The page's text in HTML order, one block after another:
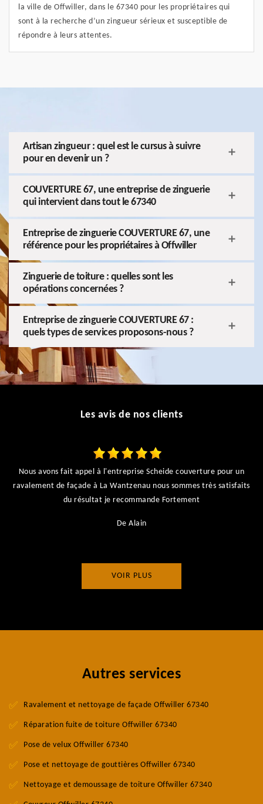
la ville de Offwiller, dans le 67340 pour les propriétaires qui
sont à la recherche d’un zingueur sérieux et susceptible de
répondre à leurs attentes.
Artisan zingueur : quel est le cursus à suivre
pour en devenir un ?
COUVERTURE 67, une entreprise de zinguerie
qui intervient dans tout le 67340
Entreprise de zinguerie COUVERTURE 67, une
référence pour les propriétaires à Offwiller
Zinguerie de toiture : quelles sont les
opérations concernées ?
Entreprise de zinguerie COUVERTURE 67 :
quels types de services proposons-nous ?
Les avis de nos clients
Nous avons fait appel à l'entreprise Scheide couverture pour un
ravalement de façade à La Wantzenau nous sommes très satisfaits
du résultat je recommande Fortement
De Alain
VOIR PLUS
Autres services
Ravalement et nettoyage de façade Offwiller 67340
Réparation fuite de toiture Offwiller 67340
Pose de velux Offwiller 67340
Pose et nettoyage de gouttières Offwiller 67340
Nettoyage et demoussage de toiture Offwiller 67340